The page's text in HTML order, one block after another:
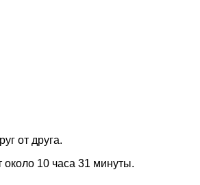
от друга.
около 10 часа 31 минуты.